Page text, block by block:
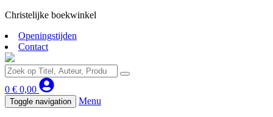
Christelijke boekwinkel
Openingstijden
Contact
0 € 0,00
Toggle navigation Menu